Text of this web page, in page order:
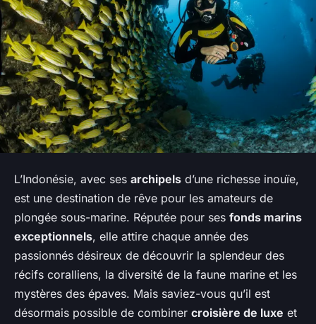
L’Indonésie, avec ses archipels d’une richesse inouïe,
est une destination de rêve pour les amateurs de
plongée sous-marine. Réputée pour ses fonds marins
exceptionnels, elle attire chaque année des
passionnés désireux de découvrir la splendeur des
récifs coralliens, la diversité de la faune marine et les
mystères des épaves. Mais saviez-vous qu’il est
désormais possible de combiner croisière de luxe et